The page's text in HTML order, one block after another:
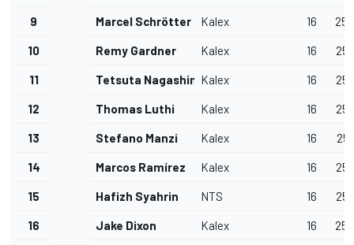
9 Marcel Schrötter Kalex 16
10 Remy Gardner Kalex 16
11 Tetsuta NagashimaKalex 16
12 Thomas Luthi Kalex 16
13 Stefano Manzi Kalex 16
14 Marcos Ramírez Kalex 16
15 Hafizh Syahrin NTS 16
16 Jake Dixon Kalex 16